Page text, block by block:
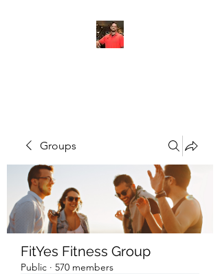
Groups
FitYes Fitness Group
Public · 570 members